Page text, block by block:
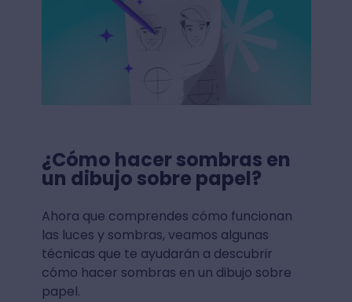
¿Cómo hacer sombras en
un dibujo sobre papel?
Ahora que comprendes cómo funcionan
las luces y sombras, veamos algunas
técnicas que te ayudarán a descubrir
cómo hacer sombras en un dibujo sobre
papel.